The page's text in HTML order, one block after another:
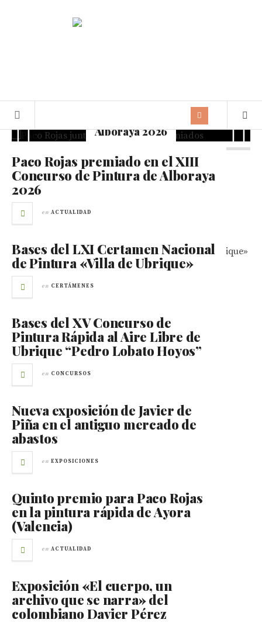
Paco Rojas premiado en el XIII
Alboraya 2026
Paco Rojas premiado en el XIII
Concurso de Pintura de Alboraya
2026
en ACTUALIDAD
Bases del LXI Certamen Nacional
de Pintura «Villa de Ubrique»
en CERTÁMENES
Bases del XV Concurso de
Pintura Rápida al Aire Libre de
Ubrique “Pedro Lobato Hoyos”
en CONCURSOS
Nueva exposición de Javier de
Piña en el antiguo mercado de
abastos
en EXPOSICIONES
Quinto premio para Paco Rojas
en la pintura rápida de Ayora
(Valencia)
en ACTUALIDAD
Exposición «El cuerpo, un
archivo que se narra» del
colombiano Davier Pérez